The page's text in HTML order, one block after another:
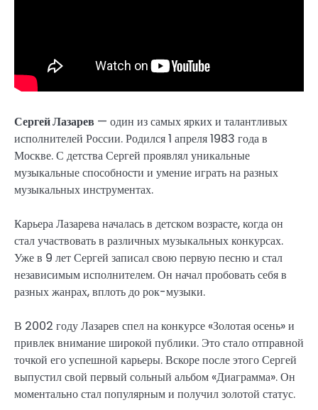
Сергей Лазарев — один из самых ярких и талантливых
исполнителей России. Родился 1 апреля 1983 года в
Москве. С детства Сергей проявлял уникальные
музыкальные способности и умение играть на разных
музыкальных инструментах.
Карьера Лазарева началась в детском возрасте, когда он
стал участвовать в различных музыкальных конкурсах.
Уже в 9 лет Сергей записал свою первую песню и стал
независимым исполнителем. Он начал пробовать себя в
разных жанрах, вплоть до рок-музыки.
В 2002 году Лазарев спел на конкурсе «Золотая осень» и
привлек внимание широкой публики. Это стало отправной
точкой его успешной карьеры. Вскоре после этого Сергей
выпустил свой первый сольный альбом «Диаграмма». Он
моментально стал популярным и получил золотой статус.